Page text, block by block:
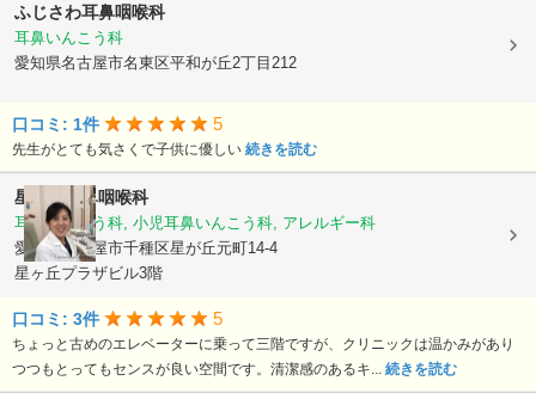
ふじさわ耳鼻咽喉科
耳鼻いんこう科
愛知県名古屋市名東区平和が丘2丁目212
口コミ: 1件 5
先生がとても気さくで子供に優しい 続きを読む
星が丘耳鼻咽喉科
耳鼻いんこう科, 小児耳鼻いんこう科, アレルギー科
愛知県名古屋市千種区星が丘元町14-4
星ヶ丘プラザビル3階
口コミ: 3件 5
ちょっと古めのエレベーターに乗って三階ですが、クリニックは温かみがあり
つつもとってもセンスが良い空間です。清潔感のあるキ... 続きを読む